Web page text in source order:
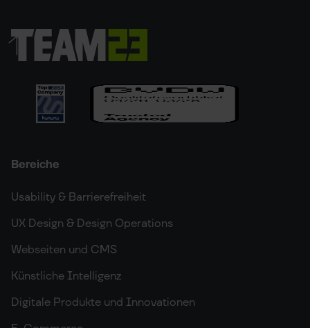
Bereiche
Usability & Barrierefreiheit
UX Design & Design Operations
Webseiten und CMS
Künstliche Intelligenz
Digitale Produkte und Innovationen